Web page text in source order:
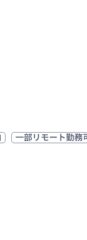
一部リモート勤務